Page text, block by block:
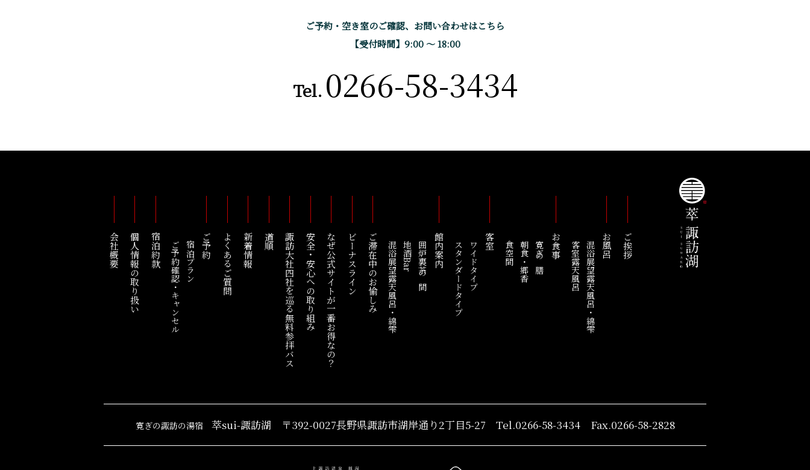
ご予約・空き室のご確認、 お問い合わせはこちら
【受付時間】9:00 〜 18:00
Tel. 0266-58-3434
ご挨拶
お風呂
混浴展望露天風呂・綿雫
客室露天風呂
お食事
寛ぎの膳
朝食・郷香
食空間
客室
ワイドタイプ
スタンダードタイプ
館内案内
囲炉裏茶の間
地酒Bar
混浴展望露天風呂・綿雫
ご滞在中のお愉しみ
ビーナスライン
なぜ公式サイトが一番お得なの？
安全・安心への取り組み
諏訪大社四社を巡る
無料参拝バス
道順
新着情報
よくあるご質問
ご予約
宿泊プラン
ご予約確認・キャンセル
宿泊約款
個人情報の取り扱い
会社概要
寛ぎの諏訪の湯宿 萃sui-諏訪湖 〒392-0027長野県諏訪市湖岸通り2丁目5-27 Tel.0266-58-3434 Fax.0266-58-2828